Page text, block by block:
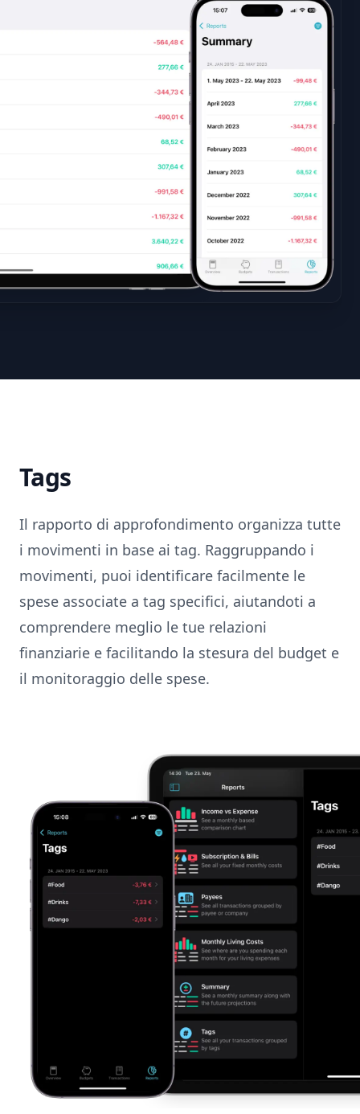
Tags
Il rapporto di approfondimento organizza tutte
i movimenti in base ai tag. Raggruppando i
movimenti, puoi identificare facilmente le
spese associate a tag specifici, aiutandoti a
comprendere meglio le tue relazioni
finanziarie e facilitando la stesura del budget e
il monitoraggio delle spese.